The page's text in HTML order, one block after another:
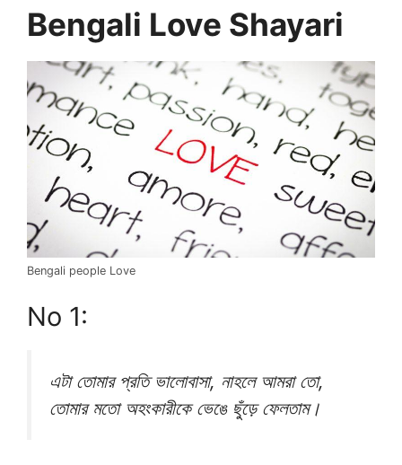
Bengali Love Shayari
Bengali people Love
No 1:
এটা তোমার প্রতি ভালোবাসা, নাহলে আমরা তো,
তোমার মতো অহংকারীকে ভেঙে ছুঁড়ে ফেলতাম।